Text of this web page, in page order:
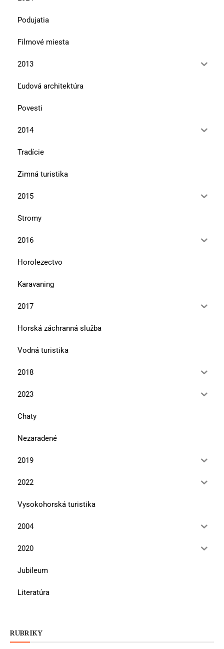
Podujatia
Filmové miesta
2013
Ľudová architektúra
Povesti
2014
Tradície
Zimná turistika
2015
Stromy
2016
Horolezectvo
Karavaning
2017
Horská záchranná služba
Vodná turistika
2018
2023
Chaty
Nezaradené
2019
2022
Vysokohorská turistika
2004
2020
Jubileum
Literatúra
RUBRIKY